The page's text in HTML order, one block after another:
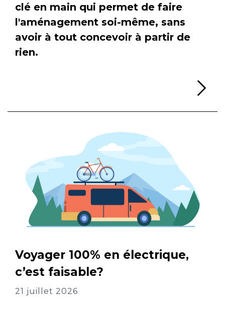
clé en main qui permet de faire
l'aménagement soi-même, sans
avoir à tout concevoir à partir de
rien.
Voyager 100% en électrique,
c’est faisable?
21 juillet 2026